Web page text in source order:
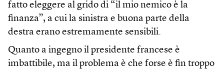
fatto eleggere al grido di “il mio nemico è la
finanza”, a cui la sinistra e buona parte della
destra erano estremamente sensibili.
Quanto a ingegno il presidente francese è
imbattibile, ma il problema è che forse è fin troppo